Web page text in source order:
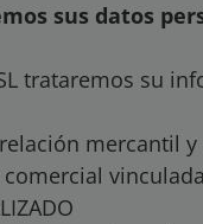
sus datos
SL trataremos su
mercantil